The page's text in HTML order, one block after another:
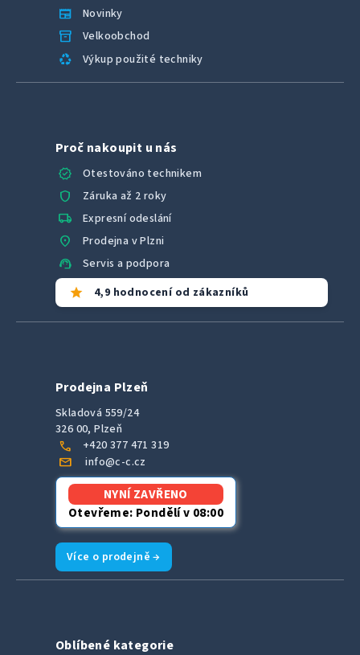
newspaper Novinky
inventory_2 Velkoobchod
recycling Výkup použité techniky
Proč nakoupit u nás
verified
Otestováno technikem
shield Záruka až 2 roky
local_shipping Expresní odeslání
location_on Prodejna v Plzni
support_agent Servis a podpora
star 4,9 hodnocení od zákazníků
Prodejna Plzeň
Skladová 559/24
326 00, Plzeň
call +420 377 471 319
mail info@c-c.cz
NYNÍ ZAVŘENO
Otevřeme: Pondělí v 08:00
Více o prodejně →
Oblíbené kategorie